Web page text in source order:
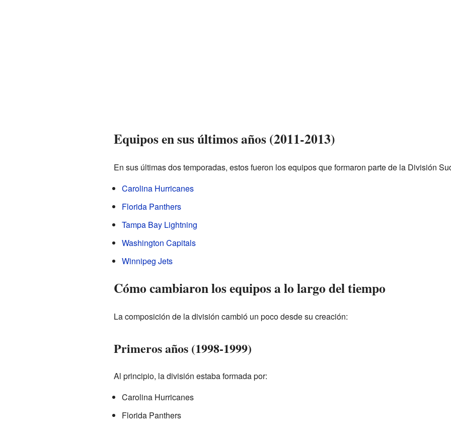
Equipos en sus últimos años (2011-2013)
En sus últimas dos temporadas, estos fueron los equipos que formaron parte de la División
Carolina Hurricanes
Florida Panthers
Tampa Bay Lightning
Washington Capitals
Winnipeg Jets
Cómo cambiaron los equipos a lo largo del tiempo
La composición de la división cambió un poco desde su creación:
Primeros años (1998-1999)
Al principio, la división estaba formada por:
Carolina Hurricanes
Florida Panthers